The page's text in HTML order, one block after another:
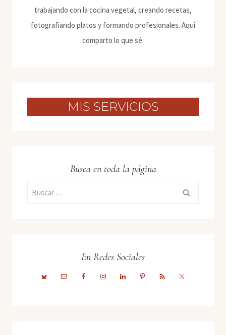
trabajando con la cocina vegetal, creando recetas,
fotografiando platos y formando profesionales. Aquí
comparto lo que sé.
MIS SERVICIOS
Busca en toda la página
Buscar:
En Redes Sociales